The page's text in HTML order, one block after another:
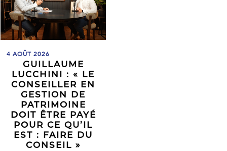
GUILLAUME
LUCCHINI : « LE
CONSEILLER EN
GESTION DE
PATRIMOINE
DOIT ÊTRE PAYÉ
POUR CE QU’IL
EST : FAIRE DU
CONSEIL »
4 AOÛT 2026